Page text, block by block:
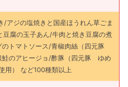
/アジの塩焼きと国産ほうれん草ごま
腐の玉子あん/牛肉と焼き豆腐の煮
のトマトソース/青椒肉絲（四元豚
鮭のアヒージョ/酢豚（四元豚 ゆめ
用） など100種類以上